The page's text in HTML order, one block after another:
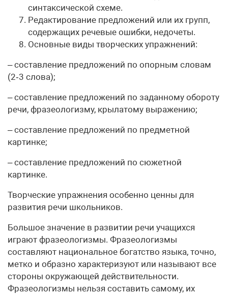
синтаксической схеме.
Редактирование предложений или их групп,
содержащих речевые ошибки, недочеты.
Основные виды творческих упражнений:
– составление предложений по опорным словам
(2‑3 слова);
– составление предложений по заданному обороту
речи, фразеологизму, крылатому выражению;
– составление предложений по предметной
картинке;
– составление предложений по сюжетной
картинке.
Творческие упражнения особенно ценны для
развития речи школьников.
Большое значение в развитии речи учащихся
играют фразеологизмы. Фразеологизмы
составляют национальное богатство языка, точно,
метко и образно характеризуют или называют все
стороны окружающей действительности.
Фразеологизмы нельзя составить самому, их